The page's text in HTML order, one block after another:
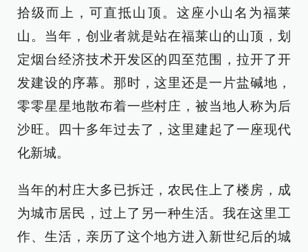
拾级而上，可直抵山顶。这座小山名为福莱
山。当年，创业者就是站在福莱山的山顶，划
定烟台经济技术开发区的四至范围，拉开了开
发建设的序幕。那时，这里还是一片盐碱地，
零零星星地散布着一些村庄，被当地人称为后
沙旺。四十多年过去了，这里建起了一座现代
化新城。
当年的村庄大多已拆迁，农民住上了楼房，成
为城市居民，过上了另一种生活。我在这里工
作、生活，亲历了这个地方进入新世纪后的城